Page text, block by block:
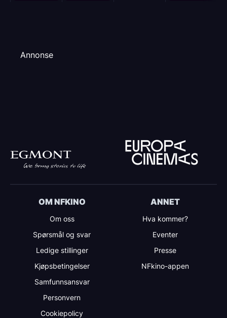
Annonse
OM NFKINO
Om oss
Spørsmål og svar
Ledige stillinger
Kjøpsbetingelser
Samfunnsansvar
Personvern
Cookiepolicy
ANNET
Hva kommer?
Eventer
Presse
NFkino-appen